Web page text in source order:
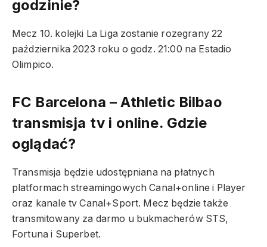
godzinie?
Mecz 10. kolejki La Liga zostanie rozegrany 22
października 2023 roku o godz. 21:00 na Estadio
Olimpico.
FC Barcelona – Athletic Bilbao
transmisja tv i online. Gdzie
oglądać?
Transmisja będzie udostępniana na płatnych
platformach streamingowych Canal+online i Player
oraz kanale tvCanal+Sport. Mecz będzie także
transmitowany za darmo u bukmacherów STS,
Fortuna i Superbet.